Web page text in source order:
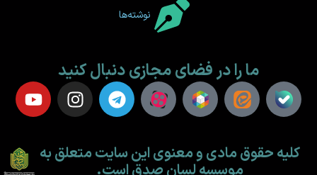
نوشته‌ها
ما را در فضای مجازی دنبال کنید
کلیه حقوق مادی و معنوی این سایت متعلق به